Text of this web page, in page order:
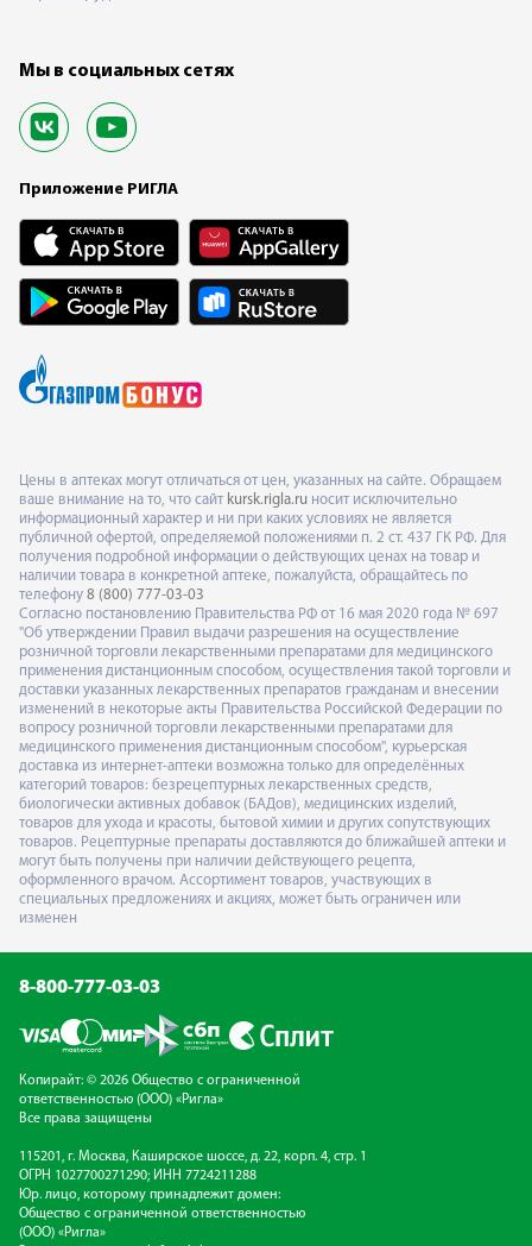
Мы в социальных сетях
Приложение РИГЛА
Цены в аптеках могут отличаться от цен, указанных на сайте. Обращаем
ваше внимание на то, что сайт kursk.rigla.ru носит исключительно
информационный характер и ни при каких условиях не является
публичной офертой, определяемой положениями п. 2 ст. 437 ГК РФ. Для
получения подробной информации о действующих ценах на товар и
наличии товара в конкретной аптеке, пожалуйста, обращайтесь по
телефону 8 (800) 777-03-03
Согласно постановлению Правительства РФ от 16 мая 2020 года № 697
"Об утверждении Правил выдачи разрешения на осуществление
розничной торговли лекарственными препаратами для медицинского
применения дистанционным способом, осуществления такой торговли и
доставки указанных лекарственных препаратов гражданам и внесении
изменений в некоторые акты Правительства Российской Федерации по
вопросу розничной торговли лекарственными препаратами для
медицинского применения дистанционным способом", курьерская
доставка из интернет-аптеки возможна только для определённых
категорий товаров: безрецептурных лекарственных средств,
биологически активных добавок (БАДов), медицинских изделий,
товаров для ухода и красоты, бытовой химии и других сопутствующих
товаров. Рецептурные препараты доставляются до ближайшей аптеки и
могут быть получены при наличии действующего рецепта,
оформленного врачом. Ассортимент товаров, участвующих в
специальных предложениях и акциях, может быть ограничен или
изменен
8-800-777-03-03
Копирайт: © 2026 Общество с ограниченной
ответственностью (ООО) «Ригла»
Все права защищены
115201, г. Москва, Каширское шоссе, д. 22, корп. 4, стр. 1
ОГРН 1027700271290; ИНН 7724211288
Юр. лицо, которому принадлежит домен:
Общество с ограниченной ответственностью
(ООО) «Ригла»